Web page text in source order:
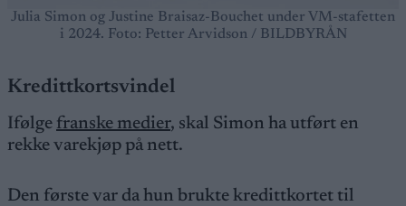
Julia Simon og Justine Braisaz-Bouchet under VM-stafetten
i 2024. Foto: Petter Arvidson / BILDBYRÅN
Kredittkortsvindel
Ifølge franske medier, skal Simon ha utført en
rekke varekjøp på nett.
Den første var da hun brukte kredittkortet til